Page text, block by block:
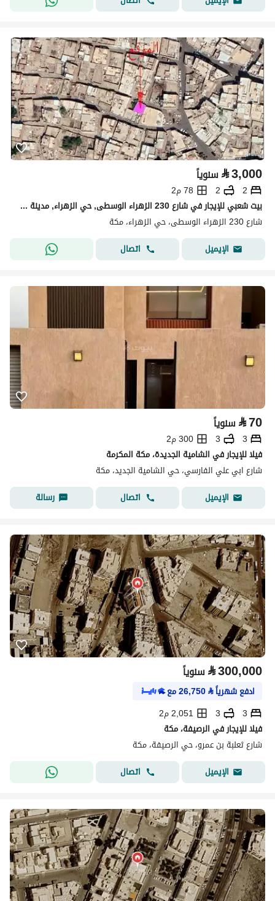
⃁3,000 سنوياً
2
2
78 م2
بيت شعبي للإيجار في شارع 230 الزهراء الوسطى, حي الزهراء, مدينة مكة المكرمة, منطقة مكة المكرمة
شارع 230 الزهراء الوسطى، حي الزهراء، مكة
الإيميل
اتصال
⃁70 سنوياً
3
3
300 م2
فيلا للإيجار في الشامية الجديدة، مكة المكرمة
شارع ابي علي الفارسي، حي الشامية الجديد، مكة
الإيميل
اتصال رسالة
⃁300,000 سنوياً
ادفع شهرياً⃁
26,750مع
3
3
2,051 م2
فيلا للإيجار في الرصيفة، مكة
شارع ثعلبة بن عمرو، حي الرصيفة، مكة
الإيميل
اتصال